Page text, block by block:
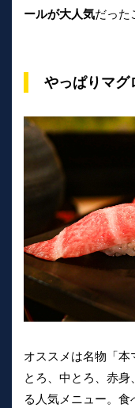
ールが大人気だっ
やっぱりマグ
オススメは名物「
とろ、中とろ、赤身
る人気メニュー。